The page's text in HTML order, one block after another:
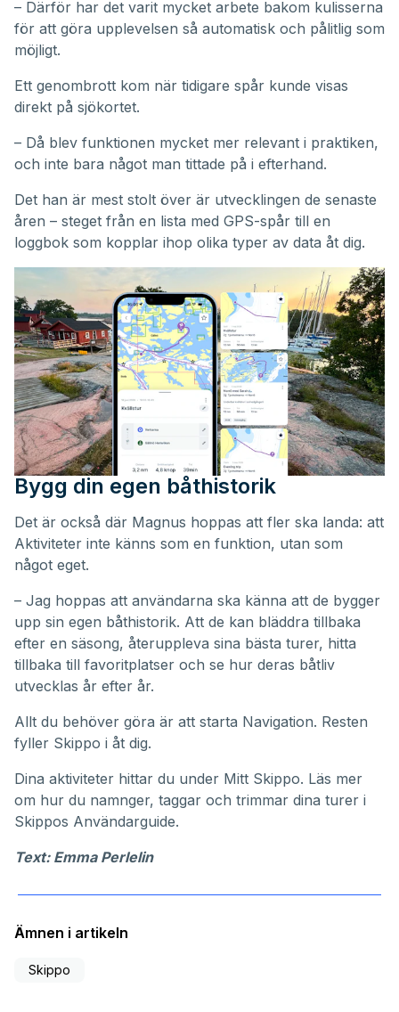
– Därför har det varit mycket arbete bakom kulisserna
för att göra upplevelsen så automatisk och pålitlig som
möjligt.
Ett genombrott kom när tidigare spår kunde visas
direkt på sjökortet.
– Då blev funktionen mycket mer relevant i praktiken,
och inte bara något man tittade på i efterhand.
Det han är mest stolt över är utvecklingen de senaste
åren – steget från en lista med GPS-spår till en
loggbok som kopplar ihop olika typer av data åt dig.
Bygg din egen båthistorik
Det är också där Magnus hoppas att fler ska landa: att
Aktiviteter inte känns som en funktion, utan som
något eget.
– Jag hoppas att användarna ska känna att de bygger
upp sin egen båthistorik. Att de kan bläddra tillbaka
efter en säsong, återuppleva sina bästa turer, hitta
tillbaka till favoritplatser och se hur deras båtliv
utvecklas år efter år.
Allt du behöver göra är att starta Navigation. Resten
fyller Skippo i åt dig.
Dina aktiviteter hittar du under Mitt Skippo. Läs mer
om hur du namnger, taggar och trimmar dina turer i
Skippos Användarguide.
Text: Emma Perlelin
Ämnen i artikeln
Skippo